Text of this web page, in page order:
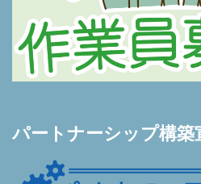
パートナーシップ構築